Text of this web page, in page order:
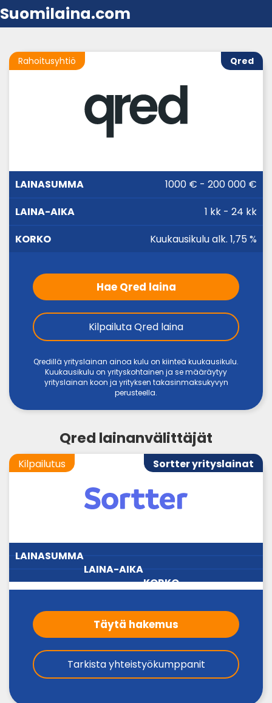
Suomilaina.com
Qred
Rahoitusyhtiö
LAINASUMMA KORKO1000 € - 200 000 €
1 kk - 24 kk
Kuukausikulu alk. 1,75 %
Hae Qred laina
Kilpailuta Qred laina
Qredillä yrityslainan ainoa kulu on kiinteä kuukausikulu.
Kuukausikulu on yrityskohtainen ja se määräytyy
yrityslainan koon ja yrityksen takasinmaksukyvyn
perusteella.
Qred lainanvälittäjät
Sortter yrityslainat
Kilpailutus
LAINASUMMA
AIKA
Täytä hakemus
Tarkista yhteistyökumppanit